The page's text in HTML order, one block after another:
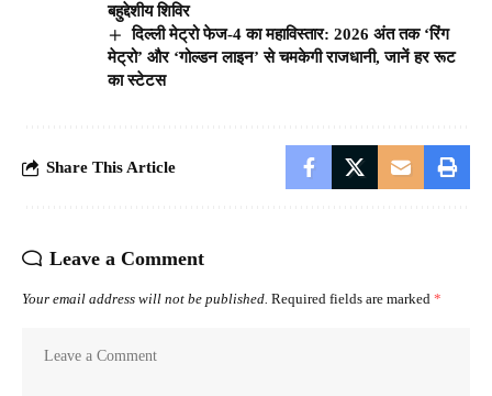
बहुद्देशीय शिविर
दिल्ली मेट्रो फेज-4 का महाविस्तार: 2026 अंत तक ‘रिंग
मेट्रो’ और ‘गोल्डन लाइन’ से चमकेगी राजधानी, जानें हर रूट
का स्टेटस
Share This Article
Leave a Comment
Your email address will not be published. Required fields are marked *